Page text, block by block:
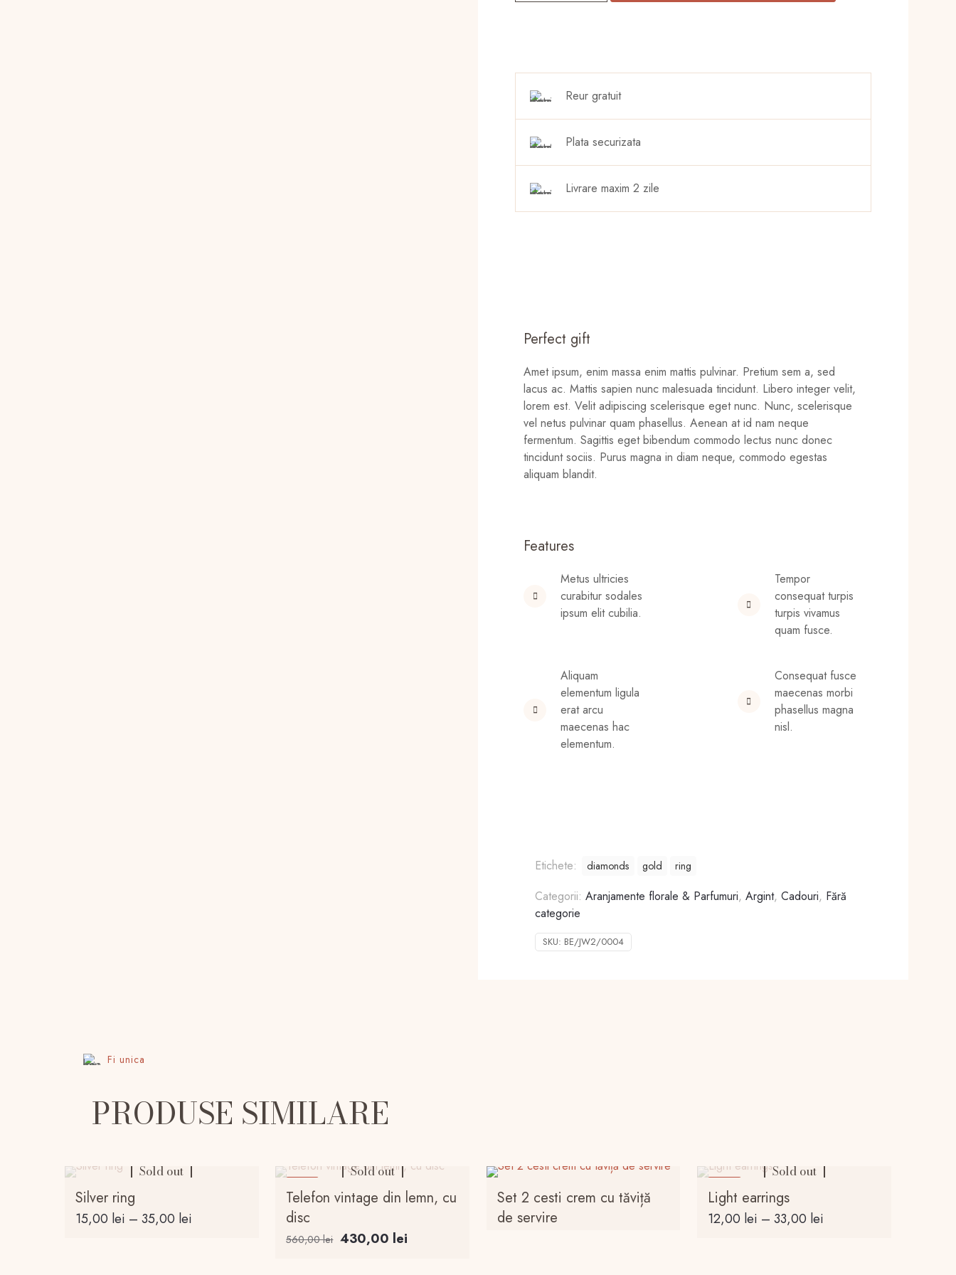
ring
Reur gratuit
Plata securizata
Livrare maxim 2 zile
Perfect gift
Amet ipsum, enim massa enim mattis pulvinar. Pretium sem a, sed
lacus ac. Mattis sapien nunc malesuada tincidunt. Libero integer velit,
lorem est. Velit adipiscing scelerisque eget nunc. Nunc, scelerisque
vel netus pulvinar quam phasellus. Aenean at id nam neque
fermentum. Sagittis eget bibendum commodo lectus nunc donec
tincidunt sociis. Purus magna in diam neque, commodo egestas
aliquam blandit.
Features
Metus ultricies
curabitur sodales
ipsum elit cubilia.
Tempor
consequat turpis
turpis vivamus
quam fusce.
Aliquam
elementum ligula
erat arcu
maecenas hac
elementum.
Consequat fusce
maecenas morbi
phasellus magna
nisl.
Etichete: diamonds gold ring
Categorii: Aranjamente florale & Parfumuri, Argint, Cadouri, Fără
categorie
SKU: BE/JW2/0004
Fi unica
PRODUSE SIMILARE
Sold out
Silver ring
15,00 lei – 35,00 lei
Sold out
Telefon vintage din lemn, cu
disc
560,00lei Prețul
430,00 lei
Set 2 cesti crem cu tăviță
de servire
Sold out
Light earrings
12,00 lei – 33,00 lei